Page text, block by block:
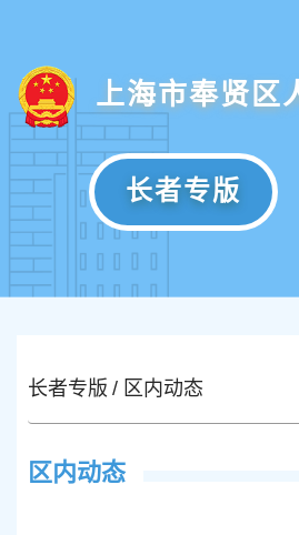
上海市奉贤区
长者专版
长者专版 区内动态
区内动态